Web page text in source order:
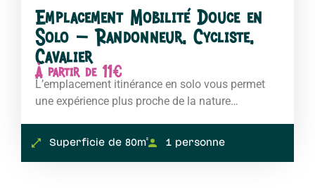
Emplacement Mobilité Douce en
Solo – Randonneur, Cycliste,
Cavalier
À partir de 11€
L’emplacement itinérance en solo vous permet
une expérience plus proche de la nature…
Superficie de 80m² 1 personne